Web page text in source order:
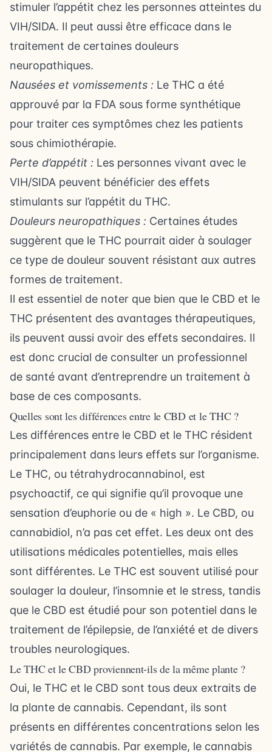
stimuler l’appétit chez les personnes atteintes du
VIH/SIDA. Il peut aussi être efficace dans le
traitement de certaines douleurs
neuropathiques.
Nausées et vomissements : Le THC a été
approuvé par la FDA sous forme synthétique
pour traiter ces symptômes chez les patients
sous chimiothérapie.
Perte d’appétit : Les personnes vivant avec le
VIH/SIDA peuvent bénéficier des effets
stimulants sur l’appétit du THC.
Douleurs neuropathiques : Certaines études
suggèrent que le THC pourrait aider à soulager
ce type de douleur souvent résistant aux autres
formes de traitement.
Il est essentiel de noter que bien que le CBD et le
THC présentent des avantages thérapeutiques,
ils peuvent aussi avoir des effets secondaires. Il
est donc crucial de consulter un professionnel
de santé avant d’entreprendre un traitement à
base de ces composants.
Quelles sont les différences entre le CBD et le THC ?
Les différences entre le CBD et le THC résident
principalement dans leurs effets sur l’organisme.
Le THC, ou tétrahydrocannabinol, est
psychoactif, ce qui signifie qu’il provoque une
sensation d’euphorie ou de « high ». Le CBD, ou
cannabidiol, n’a pas cet effet. Les deux ont des
utilisations médicales potentielles, mais elles
sont différentes. Le THC est souvent utilisé pour
soulager la douleur, l’insomnie et le stress, tandis
que le CBD est étudié pour son potentiel dans le
traitement de l’épilepsie, de l’anxiété et de divers
troubles neurologiques.
Le THC et le CBD proviennent-ils de la même plante ?
Oui, le THC et le CBD sont tous deux extraits de
la plante de cannabis. Cependant, ils sont
présents en différentes concentrations selon les
variétés de cannabis. Par exemple, le cannabis